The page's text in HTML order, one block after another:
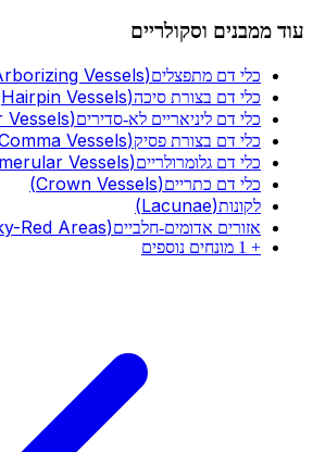
עוד ממבנים וסקולריים
כלי דם מתפצלים Vessels)
כלי דם בצורת סיכה Hairpin Vessels)
כלי דם ליניאריים לא-סדירים)
כלי דם בצורת פסיק Vessels)
כלי דם גלומרולריים Vessels)
כלי דם כתריים (Crown Vessels)
לקונות (Lacunae)
אזורים אדומים-חלביים Red Areas)
+
1 מונחים נוספים